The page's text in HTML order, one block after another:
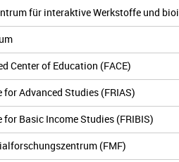
für interaktive Werkstoffe und
Center of Education (FACE)
Advanced Studies (FRIAS)
Basic Income Studies (FRIBIS)
(FMF)